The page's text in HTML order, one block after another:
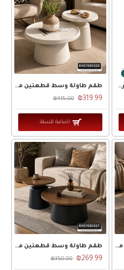
بف مربع قماش مضرب مع ارجل اسود / ذهبي 40×40 طقم طاولة وسط قطعتين مدور تنك ابيض
₪319.99
₪415.00
اضافة للسلة
طقم طاولة وسط قطعتين مدور خشب غامق تنك اسطواني بيج طقم طاولة وسط قطعتين مدور خشب غامق تنك اسطواني اسود
₪269.99
₪350.00